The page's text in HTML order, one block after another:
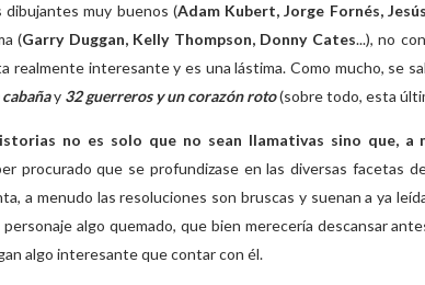
dibujantes muy buenos (Adam Kubert, Jorge Fornés,
(Garry Duggan, Kelly Thompson, Donny Cates...), no
realmente interesante y es una lástima. Como mucho, se
y 32guerreros y un corazón roto(sobre todo, esta
no es solo que no sean llamativas sino que, a
procurado que se profundizase en las diversas facetas
a menudo las resoluciones son bruscas y suenan a ya
personaje algo quemado, que bien merecería descansar
algo interesante que contar con él.